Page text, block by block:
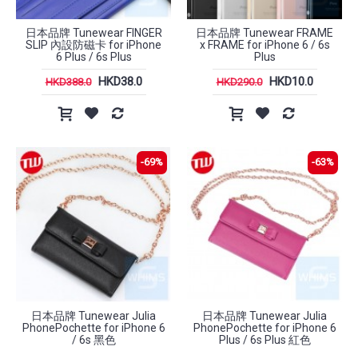
日本品牌 Tunewear FINGER
SLIP 內設防磁卡 for iPhone
6 Plus / 6s Plus
HKD388.0 HKD38.0
日本品牌 Tunewear FRAME
x FRAME for iPhone 6 / 6s
Plus
HKD290.0 HKD10.0
-69%
日本品牌 Tunewear Julia
PhonePochette for iPhone 6
/ 6s 黑色
-63%
日本品牌 Tunewear Julia
PhonePochette for iPhone 6
Plus / 6s Plus 紅色